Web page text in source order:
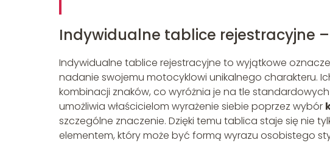
Indywidualne tablice rejestracyjne
Indywidualne tablice rejestracyjne to wyjątkowe
nadanie swojemu motocyklowi unikalnego charakteru.
kombinacji znaków, co wyróżnia je na tle
umożliwia właścicielom wyrażenie siebie poprzez wybór
szczególne znaczenie. Dzięki temu tablica staje się nie
elementem, który może być formą wyrazu osobistego